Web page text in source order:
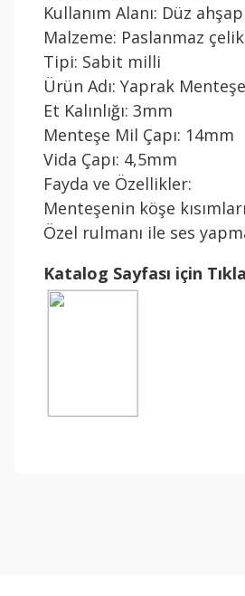
Kullanım Alanı: Düz
Malzeme: Paslanmaz
Tipi: Sabit milli
Ürün Adı: Yaprak Menteşe
Et Kalınlığı: 3mm
Menteşe Mil Çapı: 14mm
Vida Çapı: 4,5mm
Fayda ve Özellikler:
Menteşenin köşe
Özel rulmanı ile ses
Katalog Sayfası için